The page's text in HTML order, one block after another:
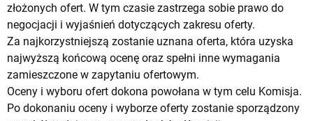
złożonych ofert. W tym czasie zastrzega sobie prawo do
negocjacji i wyjaśnień dotyczących zakresu oferty.
Za najkorzystniejszą zostanie uznana oferta, która uzyska
najwyższą końcową ocenę oraz spełni inne wymagania
zamieszczone w zapytaniu ofertowym.
Oceny i wyboru ofert dokona powołana w tym celu Komisja.
Po dokonaniu oceny i wyborze oferty zostanie sporządzony